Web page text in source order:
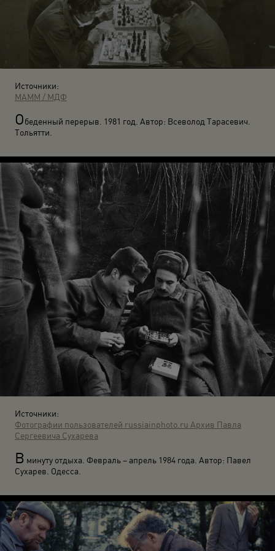
Источники:
МАММ / МДФ
Обеденный перерыв. 1981 год. Автор: Всеволод Тарасевич.
Тольятти.
Источники:
Фотографии пользователей russiainphoto.ru Архив Павла
Сергеевича Сухарева
В минуту отдыха. Февраль – апрель 1984 года. Автор: Павел
Сухарев. Одесса.